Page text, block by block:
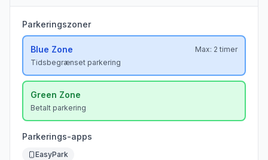
Parkeringszoner
Blue Zone Max: 2 timer
Tidsbegrænset parkering
Green Zone
Betalt parkering
Parkerings-apps
EasyPark